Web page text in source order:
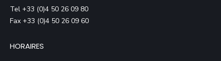
Tel +33 (0)4 50 26 09 80
Fax +33 (0)4 50 26 09 60
HORAIRES